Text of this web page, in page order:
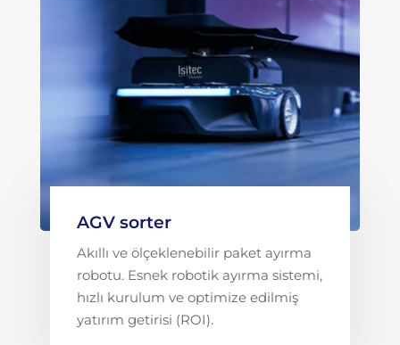
AGV sorter
Akıllı ve ölçeklenebilir paket ayırma
robotu. Esnek robotik ayırma sistemi,
hızlı kurulum ve optimize edilmiş
yatırım getirisi (ROI).